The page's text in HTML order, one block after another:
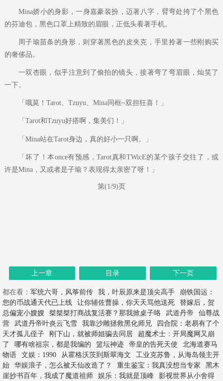
Mina娇小的身影，一身嘉豪装扮，迈著八字，臂弯处挎了个黑色
的芬迪包，黑色口罩上精致的眉眼，正低头看著手机。
周子瑜苗条的身形，则穿著黑色的皮夹克，手里拎著一些刚购买
的奢侈品。
一双杏眼，似乎注意到了偷拍的镜头，接著弯了弯眉眼，灿笑了
一下。
「哦莫！Tarot、Tzuyu、Mina同框~双担狂喜！」
「Tarot和Tzuyu好搭啊，集美们！」
「Mina站在Tarot身边，真的好小一只啊。」
「坏了！本once有预感，Tarot真和TWicE的某个孩子交往了，或
许是Mina，又或者是子瑜？表现得太亲密了呀！」
第(1/9)页
上一章 目录 下一页
都在看： 军统六哥，风筝前传 我，叶辰原来是顶尖高手
崩铁国运：
您的币战通天代已上线
让你辅佐曹操，你天天骂他送死
替嫁后，贺
总偏宠小嫂嫂
桀桀桀打商战复活赛？那我掀桌子咯 武道丹帝
仙尊战
营
武道丹帝叶炎云飞雪 我靠沙雕拯救黑化师兄
四合院：老易有了个
天才孤儿侄子
刚下山，就被师姐骗去同居
超魔术士：开局魔网又崩
了
哪有啥祖宗，都是我编的 篮坛神迹 帝皇的告死天使
北海道赛马
物语
文娱：1990 从霍格沃茨到斯翠海文
工业克苏鲁，从海岛领主开
始
华娱浪子，怎么被天仙改造了？ 重生鉴宝：我真没想当专家
黑木
崖抄书百年，我成了魔道祖师
娱乐：我就是顶峰 影视世界从小舍得